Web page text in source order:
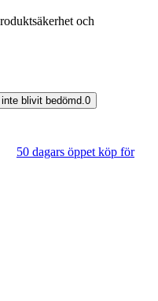
och
blivit bedömd.0
50 dagars öppet köp för